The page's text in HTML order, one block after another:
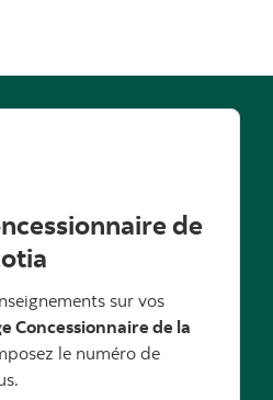
de
sur vos
Concessionnaire de la
le numéro de